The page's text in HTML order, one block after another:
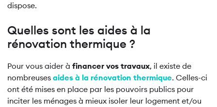
dispose.
Quelles sont les aides à la
rénovation thermique ?
Pour vous aider à financer vos travaux, il existe de
nombreuses aides à la rénovation thermique. Celles-ci
ont été mises en place par les pouvoirs publics pour
inciter les ménages à mieux isoler leur logement et/ou